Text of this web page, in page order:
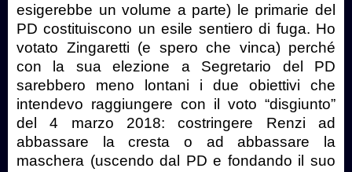
esigerebbe un volume a parte) le primarie del
PD costituiscono un esile sentiero di fuga. Ho
votato Zingaretti (e spero che vinca) perché
con la sua elezione a Segretario del PD
sarebbero meno lontani i due obiettivi che
intendevo raggiungere con il voto “disgiunto”
del 4 marzo 2018: costringere Renzi ad
abbassare la cresta o ad abbassare la
maschera (uscendo dal PD e fondando il suo